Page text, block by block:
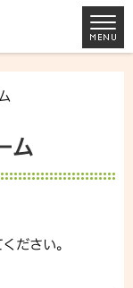
ム
ださい。